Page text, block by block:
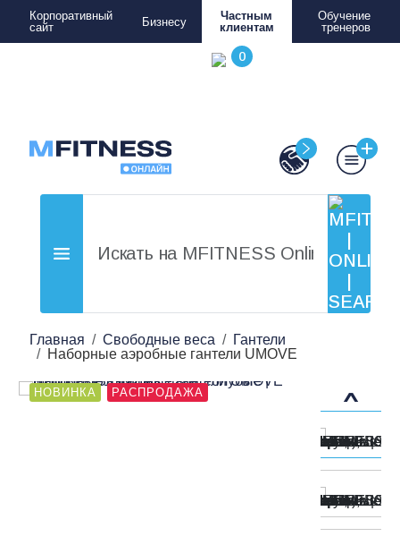
Корпоративный
сайт
Бизнесу
Частным
клиентам
Обучение
тренеров
Главная Свободные веса
Гантели
Наборные аэробные гантели UMOVE
НОВИНКА РАСПРОДАЖА